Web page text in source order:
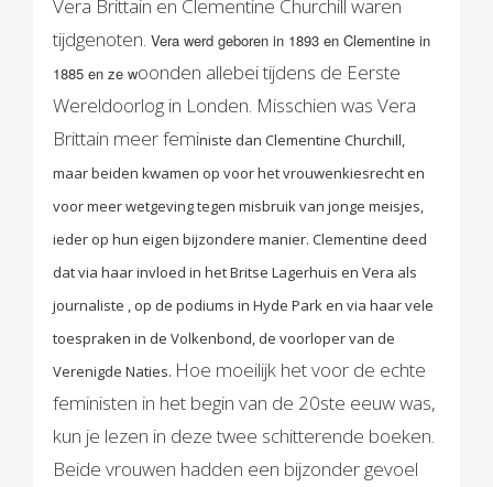
Vera Brittain en Clementine Churchill waren
tijdgenoten.Vera werd geboren in 1893 en Clementine in
1885 en ze woonden allebei tijdens de Eerste
Wereldoorlog in Londen. Misschien was Vera
Brittain meer feministe dan Clementine Churchill,
maar beiden kwamen op voor het vrouwenkiesrecht en
voor meer wetgeving tegen misbruik van jonge meisjes,
ieder op hun eigen bijzondere manier. Clementine deed
dat via haar invloed in het Britse Lagerhuis en Vera als
journaliste , op de podiums in Hyde Park en via haar vele
toespraken in de Volkenbond, de voorloper van de
Verenigde Naties. Hoe moeilijk het voor de echte
feministen in het begin van de 20ste eeuw was,
kun je lezen in deze twee schitterende boeken.
Beide vrouwen hadden een bijzonder gevoel